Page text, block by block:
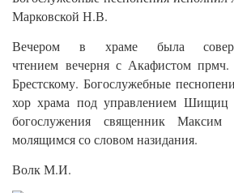
Марковской Н.В.
Вечером в храме была
чтением вечерня с Акафистом
Брестскому. Богослужебные
хор храма под управлением
богослужения священник
молящимся со словом назидания.
Волк М.И.